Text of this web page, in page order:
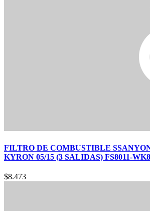
FILTRO DE COMBUSTIBLE
KYRON 05/15 (3 SALIDAS) FS8011-
$8.473